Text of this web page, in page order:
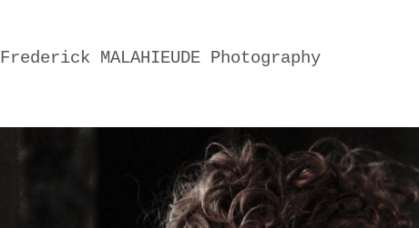
Frederick MALAHIEUDE Photography